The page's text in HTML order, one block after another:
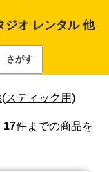
ジオ レンタル 他
スティック用)
17件までの商品を